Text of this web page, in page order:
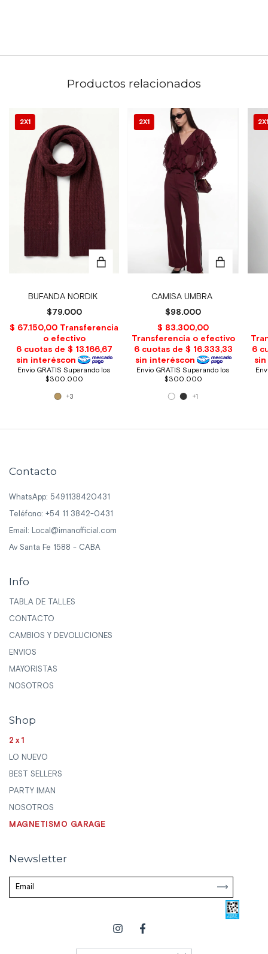
Productos relacionados
2X1
BUFANDA NORDIK
$79.000
+3
2X1
CAMISA UMBRA
$98.000
+1
Contacto
WhatsApp: 5491138420431
Teléfono: +54 11 3842-0431
Email: Local@imanofficial.com
Av Santa Fe 1588 - CABA
Info
TABLA DE TALLES
CONTACTO
CAMBIOS Y DEVOLUCIONES
ENVIOS
MAYORISTAS
NOSOTROS
Shop
2x1
LO NUEVO
BEST SELLERS
PARTY IMAN
NOSOTROS
MAGNETISMO GARAGE
Newsletter